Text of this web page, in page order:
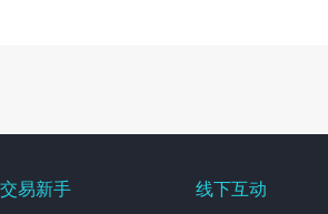
交易新手 线下互动